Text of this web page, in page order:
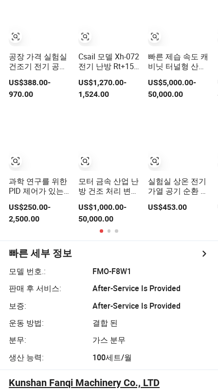
공장 가격 실험실
건조기 전기 공기
건조 오븐 산업용
전기 오븐
US$388.00-
970.00
과학 연구를 위한
PID 제어가 있는
기 - CE 인증 16L
50L 80L 136L
1000L
US$250.00-
2,500.00
Csail 모델 Xh-072
전기 난방 Rt+15-
400 강제 온풍 순
환 산업용 건조 오
븐
US$1,270.00-
1,524.00
모터 금속 산업 난
방 건조 처리 변압
구성 자동차 부품
생산 브레이크 패
드 오븐
US$1,000.00-
50,000.00
빠른 제습 속도 캐
비닛 터널형 산업
용 도장 건조 오븐
글루 경화용
US$5,000.00-
50,000.00
실험실 상온 전기
가열 공기 순환 전
오븐 핫 소형 실험
US$453.00
빠른 세부 정보
모델 번호.:
FMO-F8W1
판매 후 서비스:
After-Service Is Provided
보증:
After-Service Is Provided
운동 방법:
결합 된
분무:
가스 분무
생산 능력:
100세트/월
Kunshan Fanqi Machinery Co., LTD